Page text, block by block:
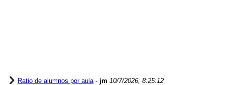
Ratio de alumnos por aula- jm 10/7/2026, 8:25:12